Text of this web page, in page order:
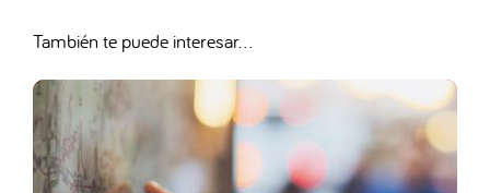
También te puede interesar...